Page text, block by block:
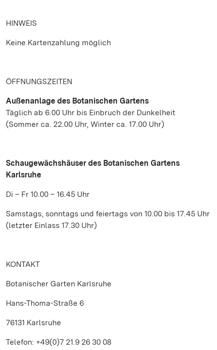
HINWEIS
Keine Kartenzahlung möglich
ÖFFNUNGSZEITEN
Außenanlage des Botanischen Gartens
Täglich ab 6.00 Uhr bis Einbruch der Dunkelheit
(Sommer ca. 22.00 Uhr, Winter ca. 17.00 Uhr)
Schaugewächshäuser des Botanischen Gartens
Karlsruhe
Di – Fr 10.00 – 16.45 Uhr
Samstags, sonntags und feiertags von 10.00 bis 17.45 Uhr
(letzter Einlass 17.30 Uhr)
KONTAKT
Botanischer Garten Karlsruhe
Hans-Thoma-Straße 6
76131 Karlsruhe
Telefon: +49(0)7 21.9 26 30 08